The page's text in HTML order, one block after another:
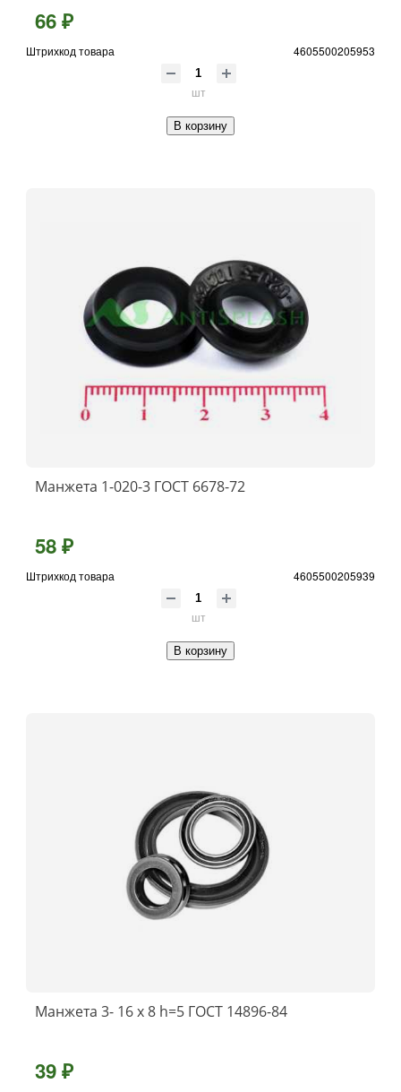
66 ₽
Штрихкод товара 4605500205953
шт
В корзину
Манжета 1-020-3 ГОСТ 6678-72
58 ₽
Штрихкод товара 4605500205939
шт
В корзину
Манжета 3- 16 х 8 h=5 ГОСТ 14896-84
39 ₽